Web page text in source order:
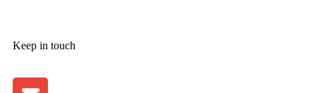
Keep in touch